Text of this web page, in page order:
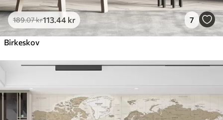
189.07kr113 .44 kr 7
Birkeskov